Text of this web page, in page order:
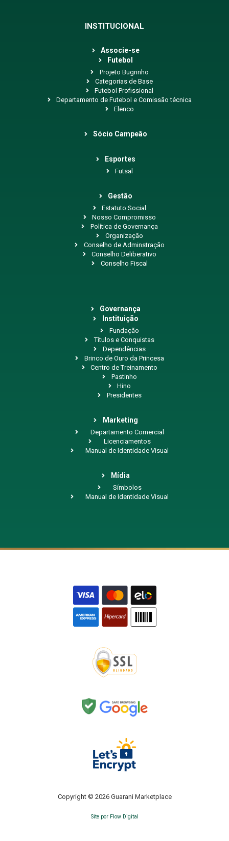
INSTITUCIONAL
Associe-se
Futebol
Projeto Bugrinho
Categorias de Base
Futebol Profissional
Departamento de Futebol e Comissão técnica
Elenco
Sócio Campeão
Esportes
Futsal
Gestão
Estatuto Social
Nosso Compromisso
Política de Governança
Organização
Conselho de Adminstração
Conselho Deliberativo
Conselho Fiscal
Governança
Instituição
Fundação
Títulos e Conquistas
Dependências
Brinco de Ouro da Princesa
Centro de Treinamento
Pastinho
Hino
Presidentes
Marketing
Departamento Comercial
Licenciamentos
Manual de Identidade Visual
Mídia
Símbolos
Manual de Identidade Visual
Copyright © 2026 Guarani Marketplace
Site por Flow Digital